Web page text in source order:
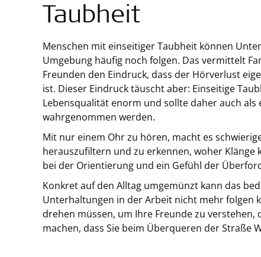
Taubheit
Menschen mit einseitiger Taubheit können
Umgebung häufig noch folgen. Das vermittelt
Freunden den Eindruck, dass der Hörverlust
ist. Dieser Eindruck täuscht aber: Einseitige
Lebensqualität enorm und sollte daher auch
wahrgenommen werden.
Mit nur einem Ohr zu hören, macht es
herauszufiltern und zu erkennen, woher Klänge
bei der Orientierung und ein Gefühl der
Konkret auf den Alltag umgemünzt kann das
Unterhaltungen in der Arbeit nicht mehr folgen
drehen müssen, um Ihre Freunde zu verstehen,
machen, dass Sie beim Überqueren der Straße